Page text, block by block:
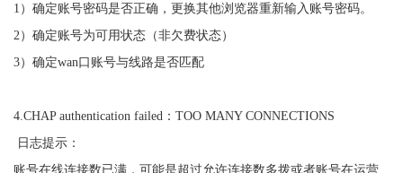
1）确定账号密码是否正确，更换其他浏览器重新输入账号密码。
2）确定账号为可用状态（非欠费状态）
3）确定wan口账号与线路是否匹配
4.CHAP authentication failed：TOO MANY CONNECTIONS
日志提示：
账号在线连接数已满，可能是超过允许连接数多拨或者账号在运营